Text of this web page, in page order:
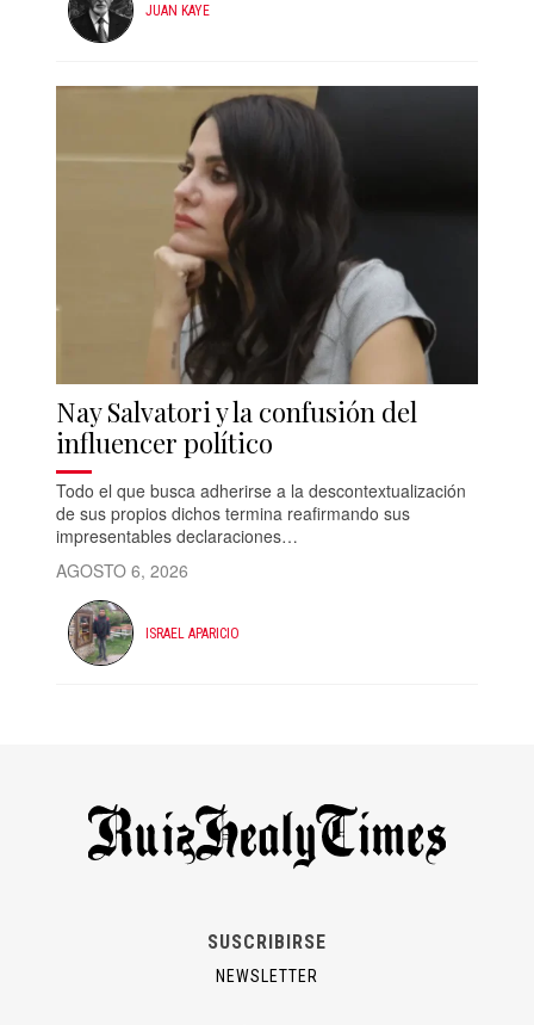
JUAN KAYE
Nay Salvatori y la confusión del
influencer político
Todo el que busca adherirse a la descontextualización
de sus propios dichos termina reafirmando sus
impresentables declaraciones…
AGOSTO 6, 2026
ISRAEL APARICIO
SUSCRIBIRSE
NEWSLETTER